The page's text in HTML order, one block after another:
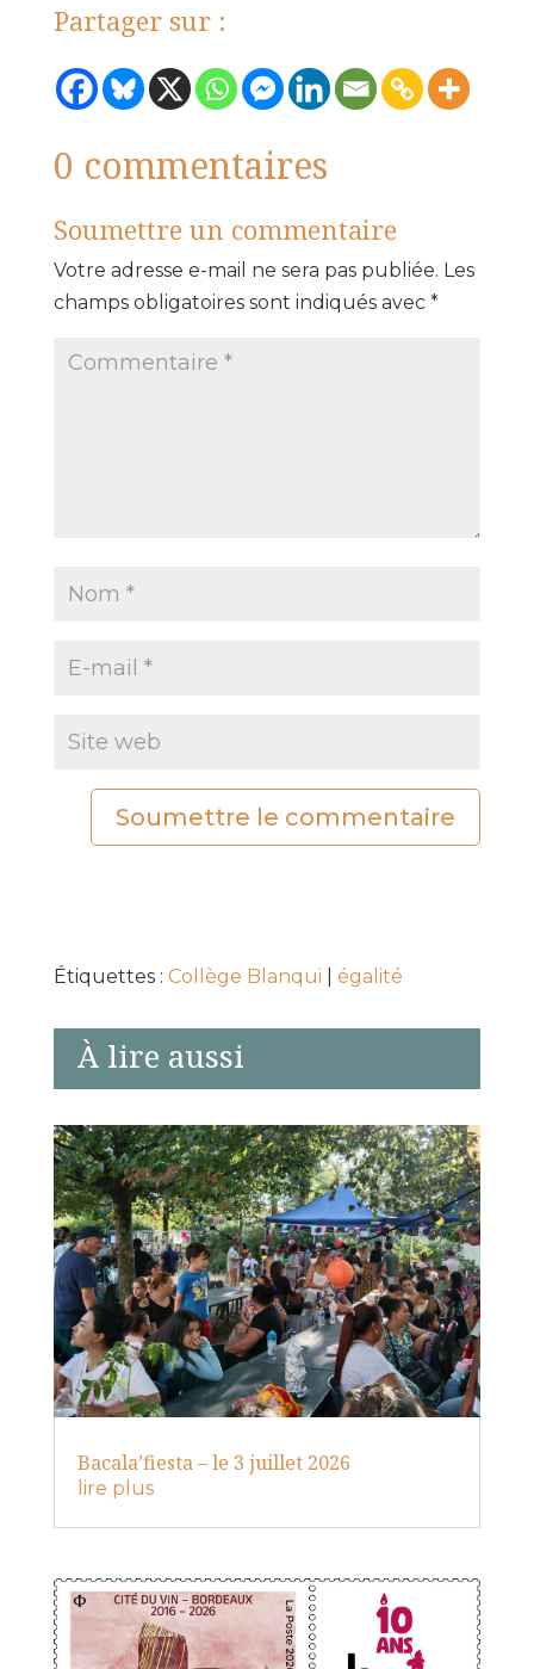
Partager sur :
0 commentaires
Soumettre un commentaire
Votre adresse e-mail ne sera pas publiée. Les
champs obligatoires sont indiqués avec *
Soumettre le commentaire
Étiquettes : Collège Blanqui égalité
À lire aussi
Bacala’fiesta – le 3 juillet 2026
lire plus